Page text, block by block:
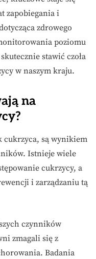
zapobiegania i
zdrowego
poziomu
stawić czoła
w naszym kraju.
na
cukrzyca, są wynikiem
Istnieje wiele
cukrzycy, a
i zarządzaniu tą
czynników
zmagali się z
Badania